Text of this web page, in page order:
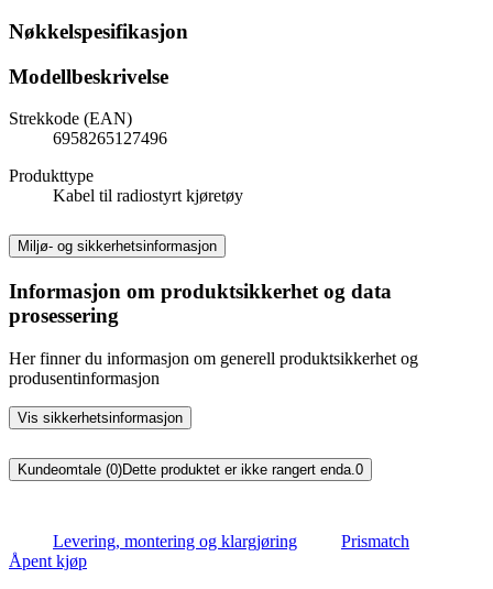
Nøkkelspesifikasjon
Modellbeskrivelse
Strekkode (EAN)
6958265127496
Produkttype
Kabel til radiostyrt kjøretøy
Miljø- og sikkerhetsinformasjon
Informasjon om produktsikkerhet og data
prosessering
Her finner du informasjon om generell produktsikkerhet og
produsentinformasjon
Vis sikkerhetsinformasjon
Kundeomtale (0)Dette produktet er ikke rangert enda. 0
Levering, montering og klargjøring
Prismatch
Åpent kjøp